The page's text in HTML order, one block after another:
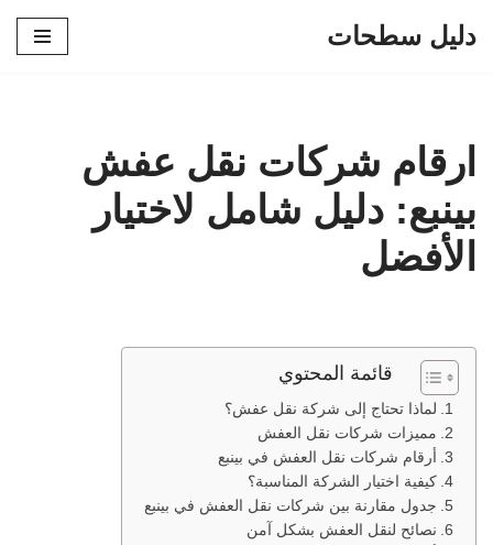
دليل سطحات
ارقام شركات نقل عفش
بينبع: دليل شامل لاختيار
الأفضل
قائمة المحتوي
لماذا تحتاج إلى شركة نقل عفش؟
مميزات شركات نقل العفش
أرقام شركات نقل العفش في بينبع
كيفية اختيار الشركة المناسبة؟
جدول مقارنة بين شركات نقل العفش في بينبع
نصائح لنقل العفش بشكل آمن